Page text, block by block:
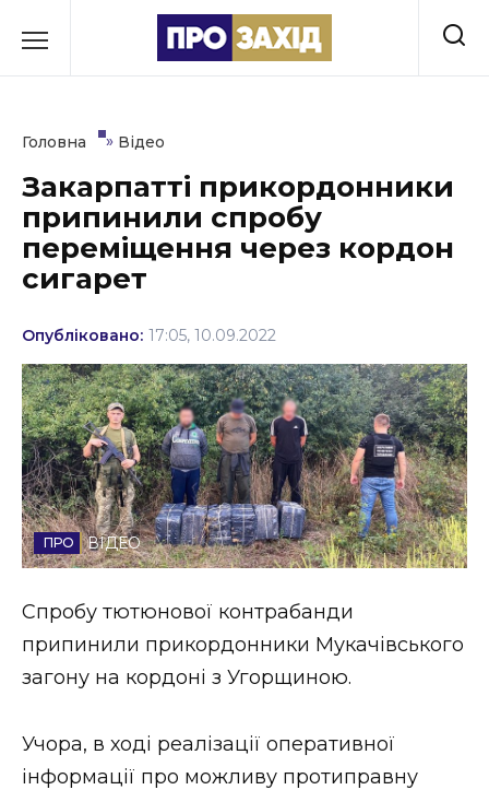
до
Культура
Освіта
Політика
Соціум
Спорт
Стиль життя
Втрачений Ужгород
Втрачений Ужгород (відеоверсія)
Головна » Відео
Закарпатті прикордонники
припинили спробу
переміщення через кордон
сигарет
Опубліковано: 17:05, 10.09.2022
ВІДЕО
Спробу тютюнової контрабанди
припинили прикордонники Мукачівського
загону на кордоні з Угорщиною.
Учора, в ході реалізації оперативної
інформації про можливу протиправну